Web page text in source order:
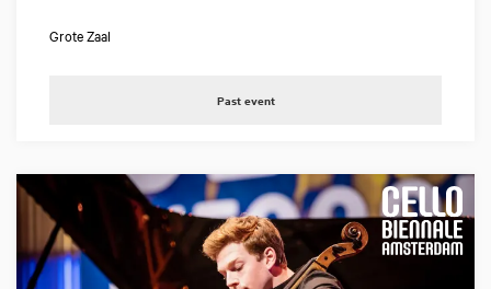
Grote Zaal
Past event